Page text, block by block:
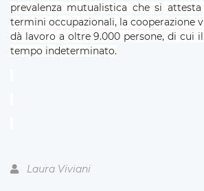
prevalenza mutualistica che si attesta
termini occupazionali, la cooperazione
dà lavoro a oltre 9.000 persone, di cui
tempo indeterminato.
Laura Viviani